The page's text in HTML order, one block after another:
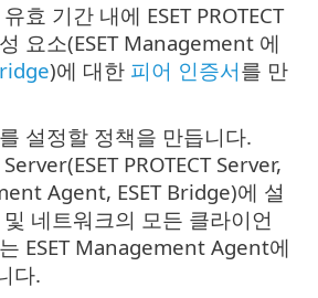
효 기간 내에 ESET PROTECT
요소(ESET Management 에
)에 대한 피어 인증서를 만
설정할 정책을 만듭니다.
Server(ESET PROTECT Server,
Agent, ESET Bridge)에 설
네트워크의 모든 클라이언
ESET Management Agent에
다.